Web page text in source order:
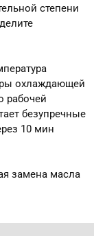
степени
охлаждающей
рабочей
безупречные
10 мин
замена масла